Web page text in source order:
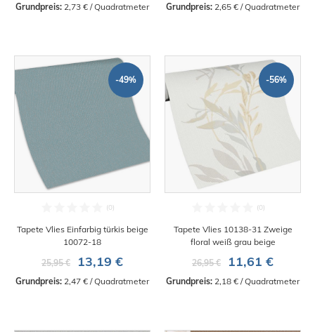
Grundpreis: 2,73 € / Quadratmeter Grundpreis: 2,65 € / Quadratmeter
-49%
Tapete Vlies Einfarbig türkis beige
10072-18
25,95 €
13,19 €
Grundpreis: 2,47 € / Quadratmeter
-56%
Tapete Vlies 10138-31 Zweige
floral weiß grau beige
26,95 €
11,61 €
Grundpreis: 2,18 € / Quadratmeter